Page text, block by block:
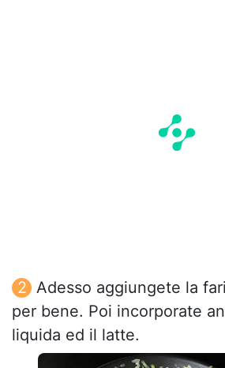
Adesso aggiungete la
per bene. Poi incorporate
liquida ed il latte.